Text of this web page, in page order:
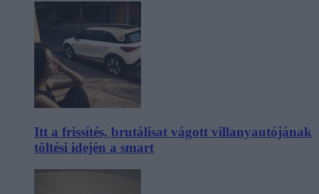
Itt a frissítés, brutálisat vágott villanyautójának
töltési idején a smart